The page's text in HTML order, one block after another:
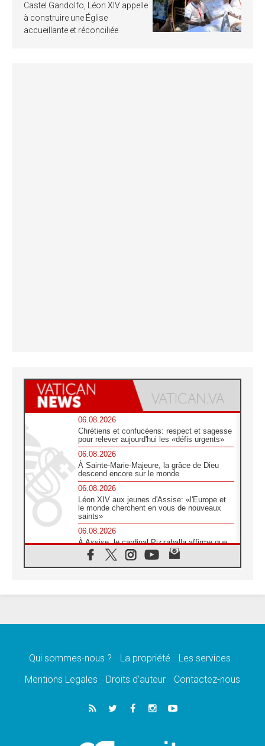
Castel Gandolfo, Léon XIV appelle
à construire une Église
accueillante et réconciliée
06.08.2026
Chrétiens et confucéens: respect et sagesse
pour relever aujourd'hui les «défis urgents»
06.08.2026
À Sainte-Marie-Majeure, la grâce de Dieu
descend encore sur le monde
06.08.2026
Léon XIV aux jeunes d'Assise: «l'Europe et
le monde cherchent en vous de nouveaux
saints»
06.08.2026
À Assise, le cardinal Pizzaballa affirme que
«les chrétiens veulent la paix»
06.08.2026
message de paix et de dignité humaine»
«La visite du Pape en Uruguay renforcera
05.08.2026
Le nonce en Ukraine: «Il est inquiétant
Qui sommes-nous ? La propriété
Les services
Mentions Legales
Droits d’auteur Contactez-nous